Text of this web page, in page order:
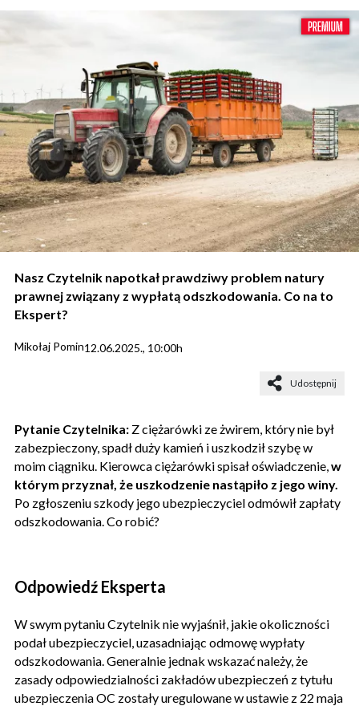
Nasz Czytelnik napotkał prawdziwy problem natury
prawnej związany z wypłatą odszkodowania. Co na to
Ekspert?
Mikołaj Pomin12.06.2025., 10:00h
Udostępnij
Pytanie Czytelnika: Z ciężarówki ze żwirem, który nie był
zabezpieczony, spadł duży kamień i uszkodził szybę w
moim ciągniku. Kierowca ciężarówki spisał oświadczenie, w
którym przyznał, że uszkodzenie nastąpiło z jego winy.
Po zgłoszeniu szkody jego ubezpieczyciel odmówił zapłaty
odszkodowania. Co robić?
Odpowiedź Eksperta
W swym pytaniu Czytelnik nie wyjaśnił, jakie okoliczności
podał ubezpieczyciel, uzasadniając odmowę wypłaty
odszkodowania. Generalnie jednak wskazać należy, że
zasady odpowiedzialności zakładów ubezpieczeń z tytułu
ubezpieczenia OC zostały uregulowane w ustawie z 22 maja